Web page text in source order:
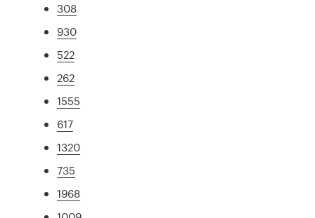
308
930
522
262
1555
617
1320
735
1968